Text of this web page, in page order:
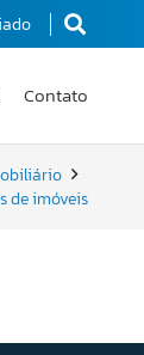
Contato
de imóveis